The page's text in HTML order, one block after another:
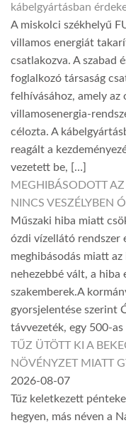
kábelgyártásban
A miskolci székhelyű
villamos energiát
csatlakozva. A szabad
foglalkozó társaság
felhívásához, amely az
villamosenergia-
célozta. A
reagált a
vezetett be, […]
MEGHIBÁSODOTT AZ
NINCS VESZÉLYBEN
Műszaki hiba miatt
ózdi vízellátó rendszer
meghibásodás miatt
nehezebbé vált, a hiba
szakemberek.A
gyorsjelentése szerint
távvezeték, egy 500-
TŰZ ÜTÖTT KI A
NÖVÉNYZET MIATT
2026-08-07
Tűz keletkezett
hegyen, más néven a